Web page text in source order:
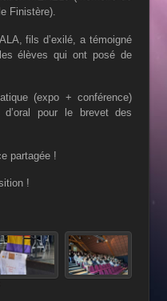
Finistère).
fils d’exilé, a témoigné
élèves qui ont posé de
(expo + conférence)
pour le brevet des
partagée !
!